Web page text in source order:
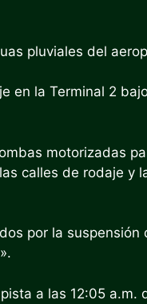
pluviales del
en la Terminal 2
motorizadas
calles de rodaje y
por la suspensión
a las 12:05 a.m.